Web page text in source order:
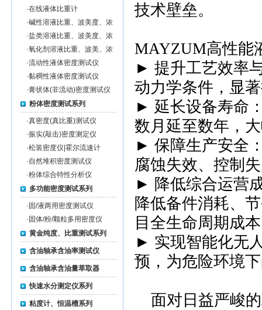
·在线液体比重计
·碱性溶液比重、波美度、浓
度测试仪
·盐类溶液比重、波美度、浓
度测试仪
·氧化剂溶液比重、波美、浓
度测试仪
·流动性液体密度测试仪
·黏稠性液体密度测试仪
·膏状体(非流动)密度测试仪
粉体密度测试系列
·真密度(真比重)测试仪
·振实(敲击)密度测定仪
·松装密度仪|霍尔流速计
·自然堆积密度测试仪
·粉体综合特性分析仪
多功能密度测试系列
· 固/液两用密度测试仪
· 固体/粉/颗粒多用密度仪
黄金纯度、比重测试系列
含油轴承含油率测试仪
含油轴承含油量萃取器
快速水分测定仪系列
粘度计、恒温槽系列
技术壁垒。
MAYZUM高性能
► 提升工艺效率
动力学条件，显
► 延长设备寿命
数月延至数年，
► 保障生产安全
腐蚀失效、控制
► 降低综合运营
降低备件消耗、
目全生命周期成
► 实现智能化无
预，为危险环境
面对日益严峻